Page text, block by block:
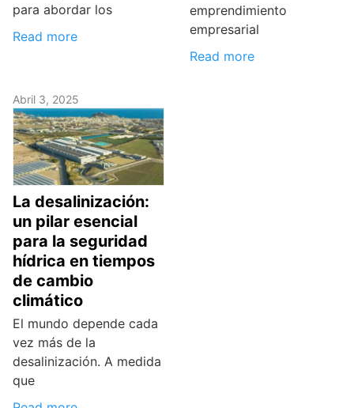
para abordar los
Read more
emprendimiento
empresarial
Read more
Abril 3, 2025
La desalinización:
un pilar esencial
para la seguridad
hídrica en tiempos
de cambio
climático
El mundo depende cada
vez más de la
desalinización. A medida
que